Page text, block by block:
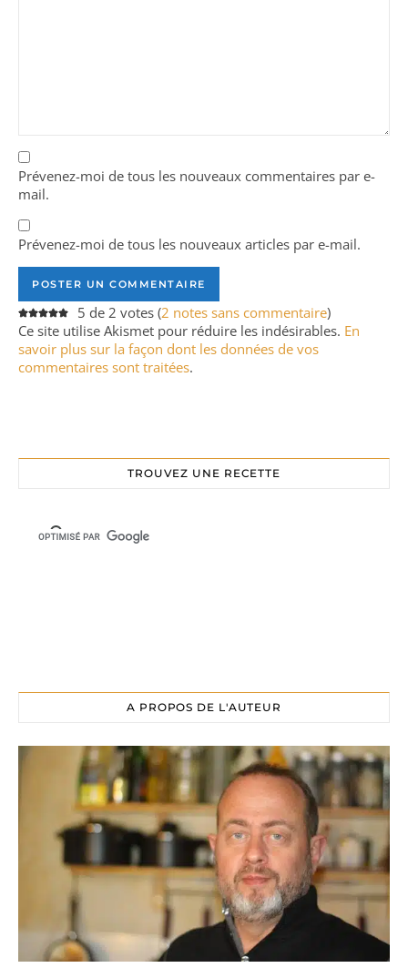
Prévenez-moi de tous les nouveaux commentaires par e-
mail.
Prévenez-moi de tous les nouveaux articles par e-mail.
5 de 2 votes (2 notes sans commentaire)
Ce site utilise Akismet pour réduire les indésirables. En
savoir plus sur la façon dont les données de vos
commentaires sont traitées.
TROUVEZ UNE RECETTE
A PROPOS DE L'AUTEUR